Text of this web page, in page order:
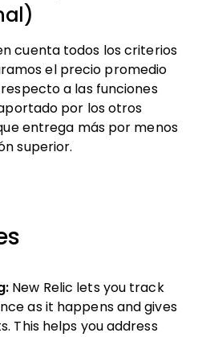
cuenta todos los criterios
el precio promedio
a las funciones
por los otros
entrega más por menos
superior.
New Relic lets you track
as it happens and gives
This helps you address